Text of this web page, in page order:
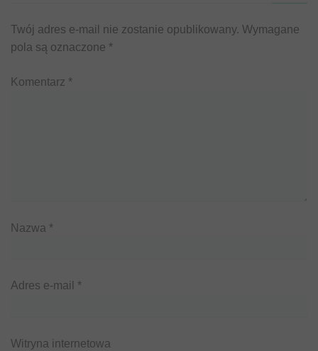
Twój adres e-mail nie zostanie opublikowany. Wymagane
pola są oznaczone *
Komentarz *
Nazwa *
Adres e-mail *
Witryna internetowa